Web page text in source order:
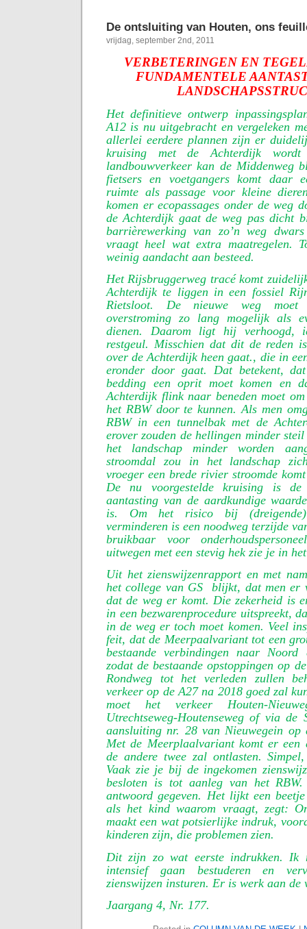
De ontsluiting van Houten, ons
vrijdag, september 2nd, 2011
VERBETERINGEN EN
FUNDAMENTELE
Het definitieve ontwerp
A12 is nu uitgebracht en vergeleken
allerlei eerdere plannen zijn er
kruising met de Achterdijk wordt
landbouwverkeer kan de Middenweg
fietsers en voetgangers komt daar
ruimte als passage voor kleine
komen er ecopassages onder de weg
de Achterdijk gaat de weg pas dicht
barrièrewerking van zo’n weg
vraagt heel wat extra maatregelen.
weinig aandacht aan besteed.
Het Rijsbruggerweg tracé komt
Achterdijk te liggen in een fossiel
Rietsloot. De nieuwe weg
overstroming zo lang mogelijk als
dienen. Daarom ligt hij verhoogd,
restgeul. Misschien dat dit de reden
over de Achterdijk heen gaat., die in
eronder door gaat. Dat betekent,
bedding een oprit moet komen en
Achterdijk flink naar beneden moet
het RBW door te kunnen. Als men
RBW in een tunnelbak met de
erover zouden de hellingen minder
het landschap minder worden
stroomdal zou in het landschap
vroeger een brede rivier stroomde
De nu voorgestelde kruising is de
aantasting van de aardkundige
is. Om het risico bij (dreigende)
verminderen is een noodweg terzijde
bruikbaar voor
uitwegen met een stevig hek zie je in
Uit het zienswijzenrapport en met
het college van GS
blijkt, dat men er
dat de weg er komt. Die zekerheid is
in een bezwarenprocedure uitspreekt,
in de weg er toch moet komen. Veel
feit, dat de Meerpaalvariant tot een
bestaande verbindingen naar
zodat de bestaande opstoppingen op
Rondweg tot het verleden zullen
verkeer op de A27 na 2018 goed zal
moet het verkeer Houten-
Utrechtseweg-Houtenseweg of via
aansluiting nr. 28 van Nieuwegein op
Met de Meerplaalvariant komt er een
de andere twee zal ontlasten.
Vaak zie je bij de ingekomen
besloten is tot aanleg van het
antwoord gegeven. Het lijkt een
als het kind waarom vraagt, zegt:
maakt een wat potsierlijke indruk,
kinderen zijn, die problemen zien.
Dit zijn zo wat eerste indrukken. Ik
intensief gaan bestuderen en
zienswijzen insturen. Er is werk aan de
Jaargang 4, Nr. 177.